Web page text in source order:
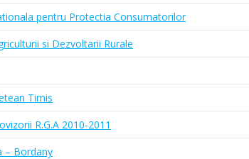
pentru Protectia Consumatorilor
si Dezvoltarii Rurale
Timis
R.G.A 2010-2011
– Bordany